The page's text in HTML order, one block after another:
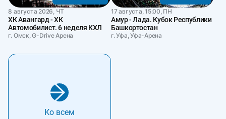
8 августа 2026, ЧТ
ХК Авангард - ХК
Автомобилист. 6 неделя КХЛ
г. Омск, G-Drive Арена
17 августа, 15:00, ПН
Амур - Лада. Кубок Республики
Башкортостан
г. Уфа, Уфа-Арена
Ко всем